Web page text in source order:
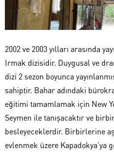
2002 ve 2003 yılları arasında
Irmak dizisidir. Duygusal ve
dizi 2 sezon boyunca
sahiptir. Bahar adındaki
eğitimi tamamlamak için New
Seymen ile tanışacaktır ve
besleyeceklerdir. Birbirlerine
evlenmek üzere Kapadokya’ya